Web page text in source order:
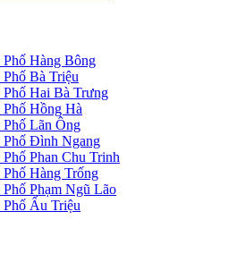
Phố Hàng Bông
Bà Triệu
Phố Hai Bà Trưng
Phố Hồng Hà
Phố Lãn Ông
Phố Đình Ngang
Phan Chu Trinh
Phố Hàng Trống
Phạm Ngũ Lão
Phố Ấu Triệu